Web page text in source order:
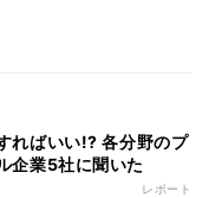
ればいい!? 各分野のプ
企業5社に聞いた
レポート